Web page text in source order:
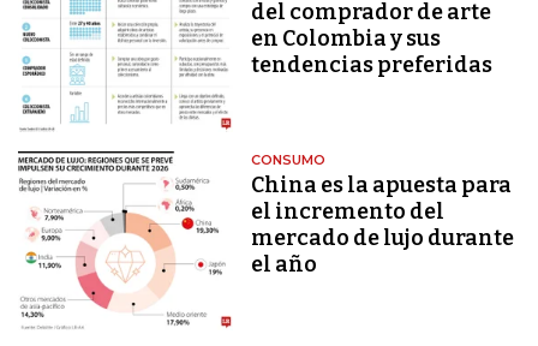
del comprador de arte
en Colombia y sus
tendencias preferidas
CONSUMO
China es la apuesta para
el incremento del
mercado de lujo durante
el año